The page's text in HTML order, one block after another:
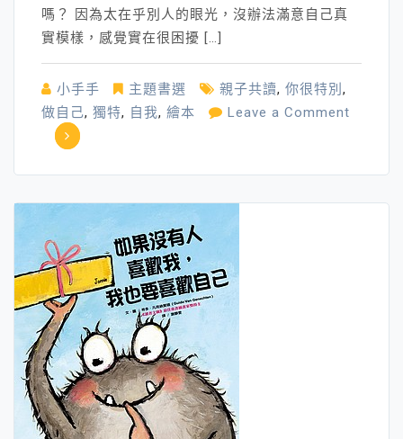
嗎？ 因為太在乎別人的眼光，沒辦法滿意自己真
實模樣，感覺實在很困擾 […]
小手手 主題書選 親子共讀, 你很特別 ,
做自己, 獨特, 自我, 繪本
Leave a Comment
on
做
己
─
繪
本
精
選
推
薦